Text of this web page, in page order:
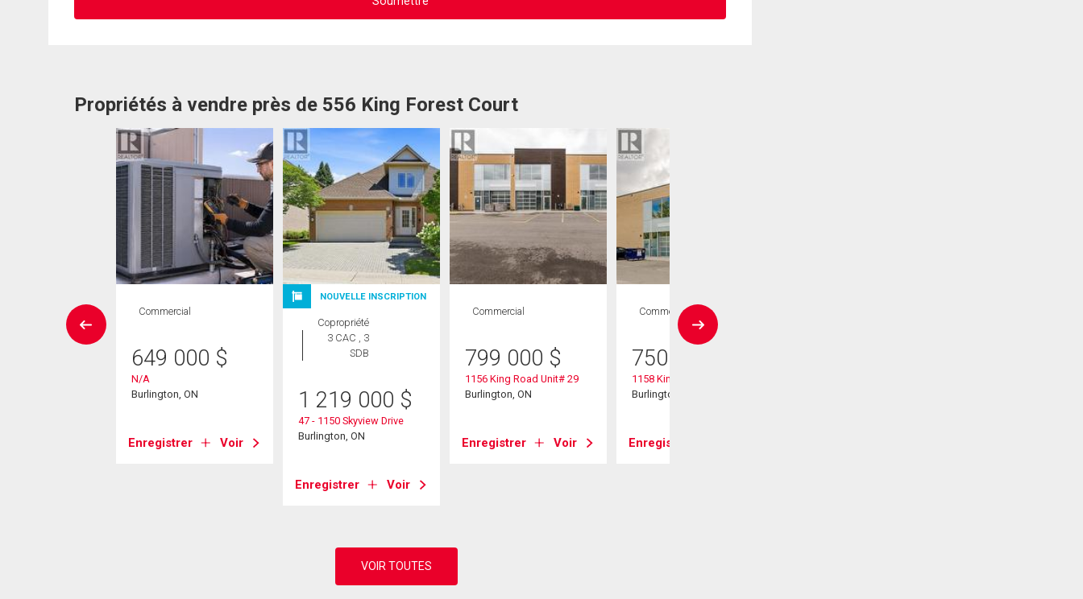
Propriétés à vendre près de 556 King Forest Court
Commercial
649 000 $
N/A
Burlington, ON
Enregistrer Voir
NOUVELLE INSCRIPTION
Copropriété
3 CAC , 3
SDB
1 219 000 $
47 - 1150 Skyview Drive
Burlington, ON
Enregistrer Voir
Commercial
799 000 $
1156 King Road Unit# 29
Burlington, ON
Enregistrer Voir
Commercial
750 000
1158 King Road Unit# 16
Burlington, ON
Enregistrer